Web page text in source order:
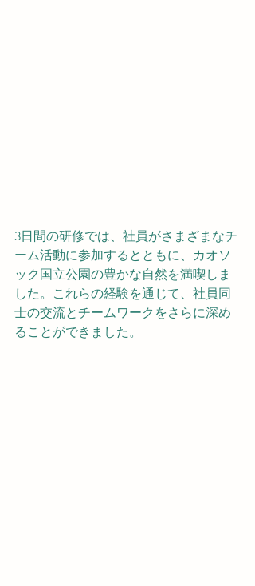
3日間の研修では、社員がさまざまなチ
ーム活動に参加するとともに、カオソ
ック国立公園の豊かな自然を満喫しま
した。これらの経験を通じて、社員同
士の交流とチームワークをさらに深め
ることができました。